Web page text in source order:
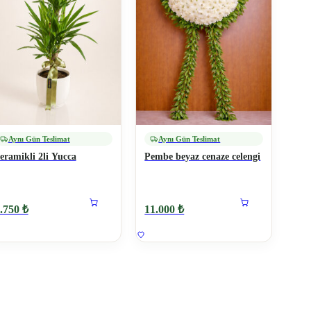
Aynı Gün Teslimat
2li Yucca
₺
Aynı Gün Teslimat
Pembe beyaz cenaze celengi
11.000 ₺